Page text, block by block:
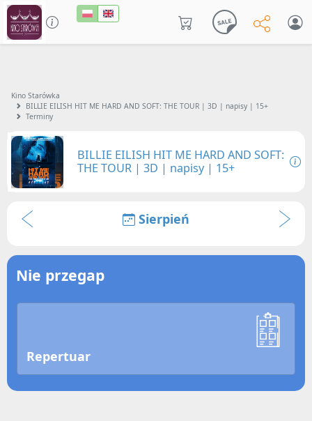
Kino Starówka
BILLIE EILISH HIT ME HARD AND SOFT: THE TOUR | 3D | napisy | 15+
Terminy
BILLIE EILISH HIT ME HARD AND SOFT:
THE TOUR | 3D | napisy | 15+
Sierpień
Nie przegap
Repertuar